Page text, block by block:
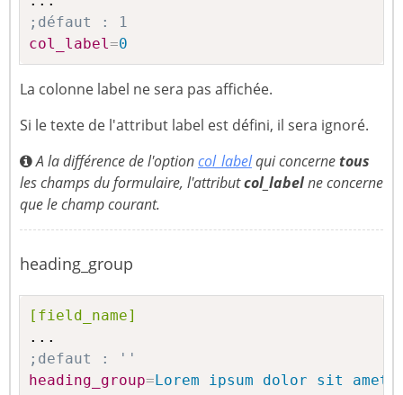
;défaut : 1
col_label=0
La colonne label ne sera pas affichée.
Si le texte de l'attribut label est défini, il sera ignoré.
A la différence de l'optioncol_labelqui concernetous
les champs du formulaire, l'attributcol_labelne concerne
que le champ courant.
heading_group
[field_name]
;defaut : ''
heading_group=Lorem ipsum dolor sit